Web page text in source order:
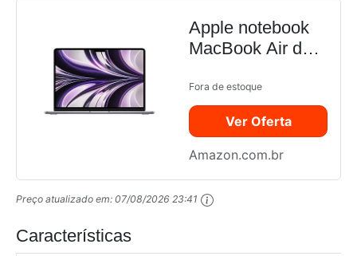
Apple notebook
MacBook Air de
Chip M2 da Apple
com CPU de oito
núcleos e GPU
de oito núcleos,
Cinza espacial
Fora de estoque
Ver Oferta
Amazon.com.br
Preço atualizado em: 07/08/2026 23:41
Características